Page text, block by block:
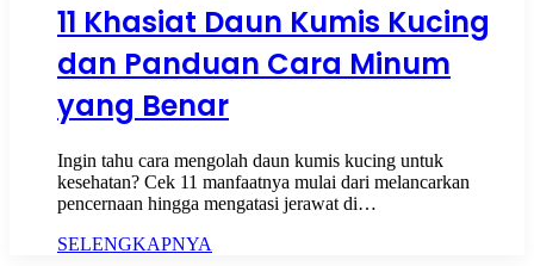
11 Khasiat Daun Kumis Kucing
dan Panduan Cara Minum
yang Benar
Ingin tahu cara mengolah daun kumis kucing untuk
kesehatan? Cek 11 manfaatnya mulai dari melancarkan
pencernaan hingga mengatasi jerawat di…
SELENGKAPNYA